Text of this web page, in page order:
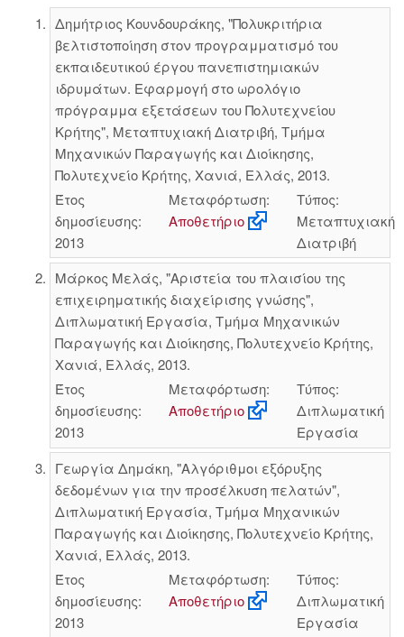
Δημήτριος Κουνδουράκης, "Πολυκριτήρια
βελτιστοποίηση στον προγραμματισμό του
εκπαιδευτικού έργου πανεπιστημιακών
ιδρυμάτων. Εφαρμογή στο ωρολόγιο
πρόγραμμα εξετάσεων του Πολυτεχνείου
Κρήτης", Μεταπτυχιακή Διατριβή, Τμήμα
Μηχανικών Παραγωγής και Διοίκησης,
Πολυτεχνείο Κρήτης, Χανιά, Ελλάς, 2013.
Έτος
δημοσίευσης:
2013
Μεταφόρτωση:
Αποθετήριο
Τύπος:
Μεταπτυχιακή
Διατριβή
Μάρκος Μελάς, "Αριστεία του πλαισίου της
επιχειρηματικής διαχείρισης γνώσης",
Διπλωματική Εργασία, Τμήμα Μηχανικών
Παραγωγής και Διοίκησης, Πολυτεχνείο Κρήτης,
Χανιά, Ελλάς, 2013.
Έτος
δημοσίευσης:
2013
Μεταφόρτωση:
Αποθετήριο
Τύπος:
Διπλωματική
Εργασία
Γεωργία Δημάκη, "Αλγόριθμοι εξόρυξης
δεδομένων για την προσέλκυση πελατών",
Διπλωματική Εργασία, Τμήμα Μηχανικών
Παραγωγής και Διοίκησης, Πολυτεχνείο Κρήτης,
Χανιά, Ελλάς, 2013.
Έτος
δημοσίευσης:
2013
Μεταφόρτωση:
Αποθετήριο
Τύπος:
Διπλωματική
Εργασία